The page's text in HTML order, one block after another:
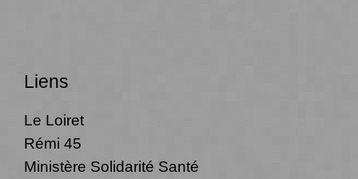
Liens
Le Loiret
Rémi 45
Ministère Solidarité Santé